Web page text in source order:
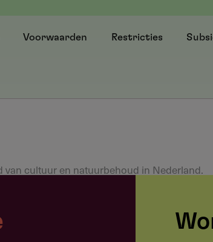
Voorwaarden Restricties
van cultuur en natuurbehoud in Nederland.